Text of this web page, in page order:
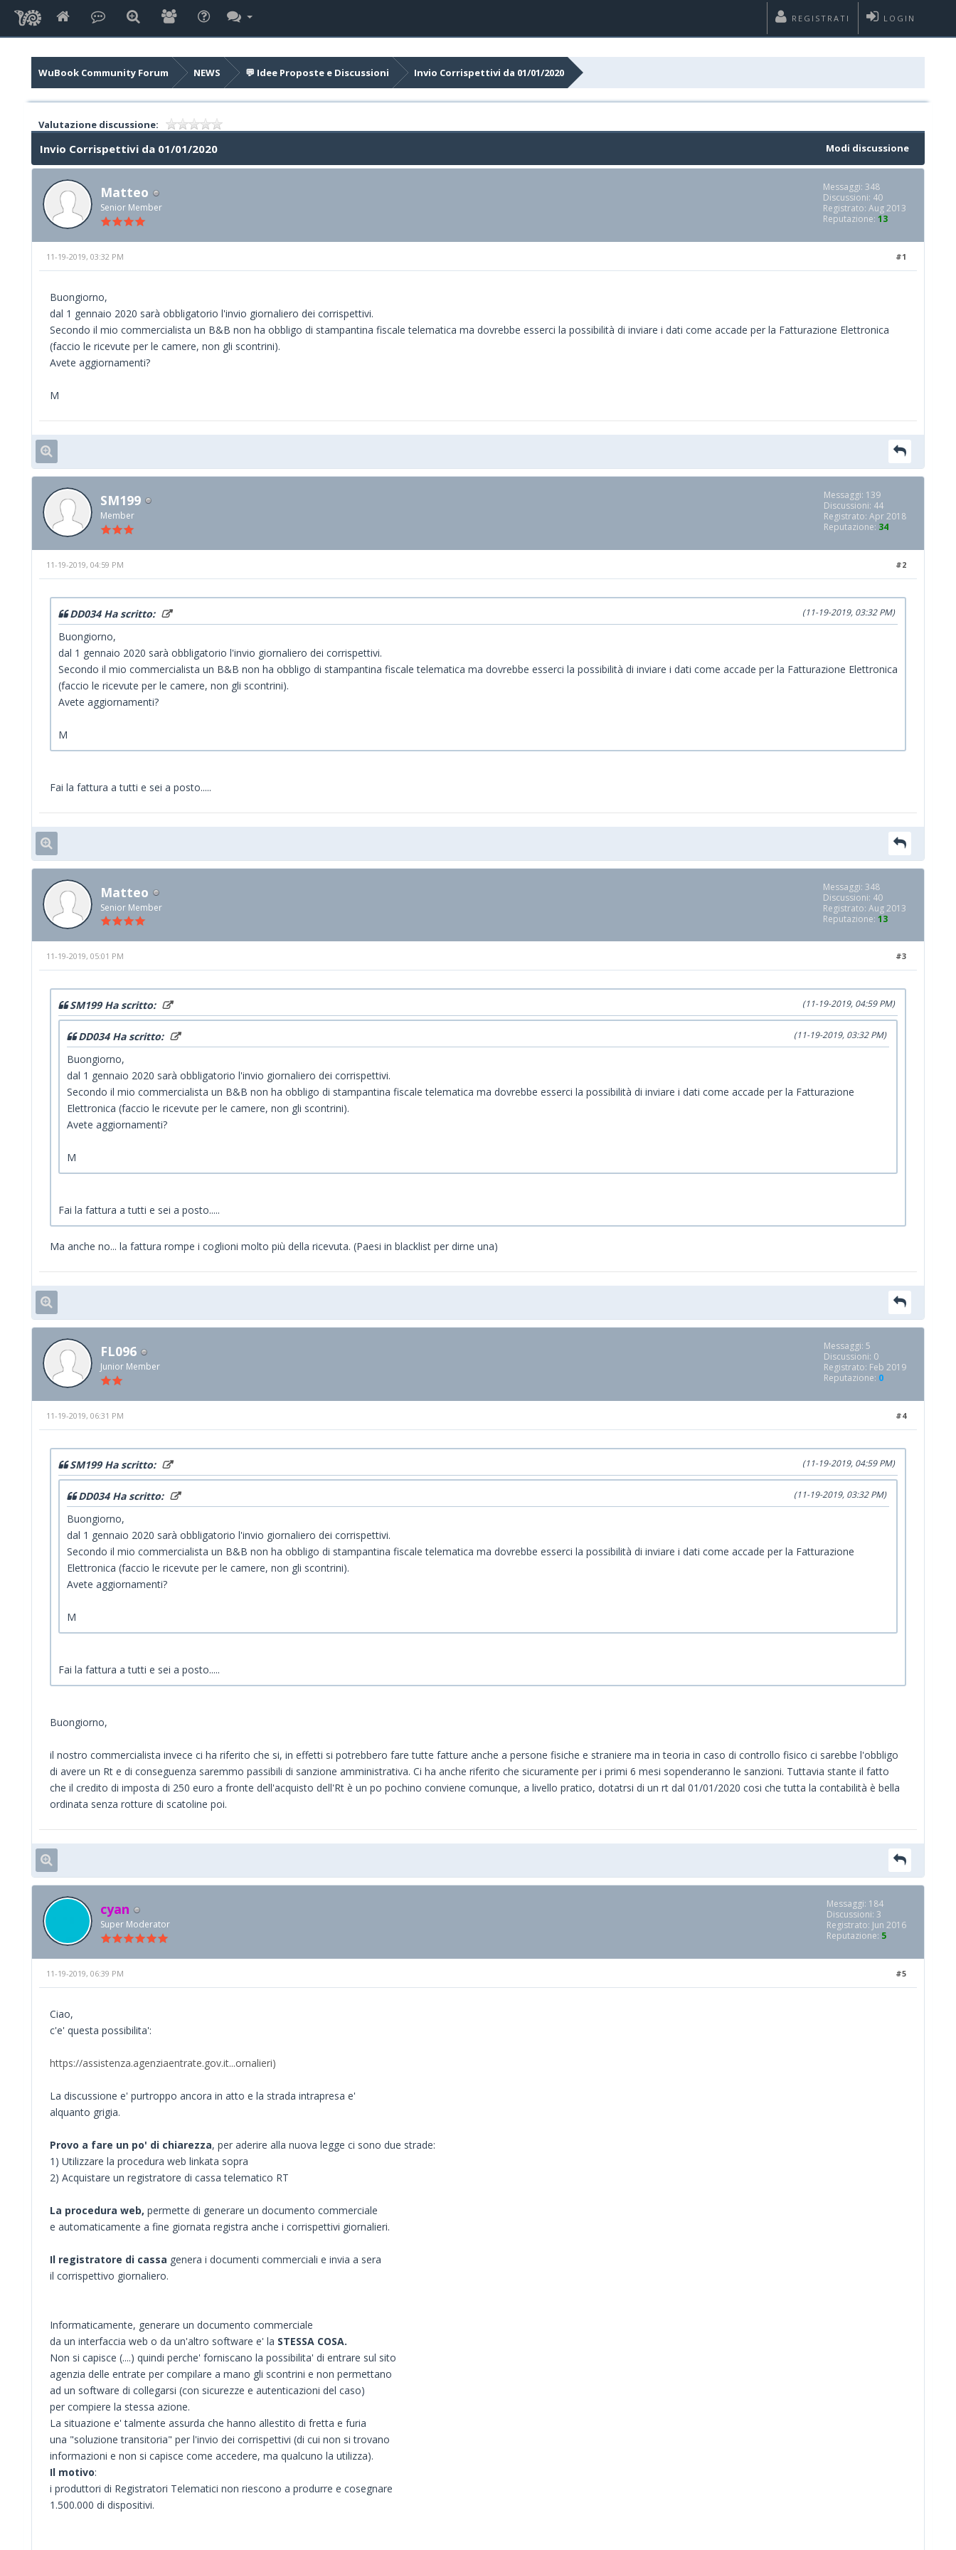
LOGIN
REGISTRATI
WuBook Community Forum NEWS 💬 Idee Proposte e Discussioni Invio Corrispettivi da 01/01/2020
Valutazione discussione:
Modi discussione
Invio Corrispettivi da 01/01/2020
Matteo
Senior Member
Messaggi: 348
Discussioni: 40
Registrato: Aug 2013
Reputazione: 13
#1
11-19-2019, 03:32 PM
Buongiorno,
dal 1 gennaio 2020 sarà obbligatorio l'invio giornaliero dei corrispettivi.
Secondo il mio commercialista un B&B non ha obbligo di stampantina fiscale telematica ma dovrebbe esserci la possibilità di inviare i dati come accade per la Fatturazione Elettronica
(faccio le ricevute per le camere, non gli scontrini).
Avete aggiornamenti?
M
SM199
Member
Messaggi: 139
Discussioni: 44
Registrato: Apr 2018
Reputazione: 34
#2
11-19-2019, 04:59 PM
(11-19-2019, 03:32 PM)
DD034 Ha scritto:
Buongiorno,
dal 1 gennaio 2020 sarà obbligatorio l'invio giornaliero dei corrispettivi.
Secondo il mio commercialista un B&B non ha obbligo di stampantina fiscale telematica ma dovrebbe esserci la possibilità di inviare i dati come accade per la Fatturazione Elettronica
(faccio le ricevute per le camere, non gli scontrini).
Avete aggiornamenti?
M
Fai la fattura a tutti e sei a posto.....
Matteo
Senior Member
Messaggi: 348
Discussioni: 40
Registrato: Aug 2013
Reputazione: 13
#3
11-19-2019, 05:01 PM
(11-19-2019, 04:59 PM)
SM199 Ha scritto:
(11-19-2019, 03:32 PM)
DD034 Ha scritto:
Buongiorno,
dal 1 gennaio 2020 sarà obbligatorio l'invio giornaliero dei corrispettivi.
Secondo il mio commercialista un B&B non ha obbligo di stampantina fiscale telematica ma dovrebbe esserci la possibilità di inviare i dati come accade per la Fatturazione
Elettronica (faccio le ricevute per le camere, non gli scontrini).
Avete aggiornamenti?
M
Fai la fattura a tutti e sei a posto.....
Ma anche no... la fattura rompe i coglioni molto più della ricevuta. (Paesi in blacklist per dirne una)
FL096
Junior Member
Messaggi: 5
Discussioni: 0
Registrato: Feb 2019
Reputazione: 0
#4
11-19-2019, 06:31 PM
(11-19-2019, 04:59 PM)
SM199 Ha scritto:
(11-19-2019, 03:32 PM)
DD034 Ha scritto:
Buongiorno,
dal 1 gennaio 2020 sarà obbligatorio l'invio giornaliero dei corrispettivi.
Secondo il mio commercialista un B&B non ha obbligo di stampantina fiscale telematica ma dovrebbe esserci la possibilità di inviare i dati come accade per la Fatturazione
Elettronica (faccio le ricevute per le camere, non gli scontrini).
Avete aggiornamenti?
M
Fai la fattura a tutti e sei a posto.....
Buongiorno,
il nostro commercialista invece ci ha riferito che si, in effetti si potrebbero fare tutte fatture anche a persone fisiche e straniere ma in teoria in caso di controllo fisico ci sarebbe l'obbligo
di avere un Rt e di conseguenza saremmo passibili di sanzione amministrativa. Ci ha anche riferito che sicuramente per i primi 6 mesi sopenderanno le sanzioni. Tuttavia stante il fatto
che il credito di imposta di 250 euro a fronte dell'acquisto dell'Rt è un po pochino conviene comunque, a livello pratico, dotatrsi di un rt dal 01/01/2020 cosi che tutta la contabilità è bella
ordinata senza rotture di scatoline poi.
cyan
Super Moderator
Messaggi: 184
Discussioni: 3
Registrato: Jun 2016
Reputazione: 5
#5
11-19-2019, 06:39 PM
Ciao,
c'e' questa possibilita':
https://assistenza.agenziaentrate.gov.it...ornalieri)
La discussione e' purtroppo ancora in atto e la strada intrapresa e'
alquanto grigia.
Provo a fare un po' di chiarezza, per aderire alla nuova legge ci sono due strade:
1) Utilizzare la procedura web linkata sopra
2) Acquistare un registratore di cassa telematico RT
La procedura web, permette di generare un documento commerciale
e automaticamente a fine giornata registra anche i corrispettivi giornalieri.
Il registratore di cassa genera i documenti commerciali e invia a sera
il corrispettivo giornaliero.
Informaticamente, generare un documento commerciale
da un interfaccia web o da un'altro software e' la STESSA COSA.
Non si capisce (....) quindi perche' forniscano la possibilita' di entrare sul sito
agenzia delle entrate per compilare a mano gli scontrini e non permettano
ad un software di collegarsi (con sicurezze e autenticazioni del caso)
per compiere la stessa azione.
La situazione e' talmente assurda che hanno allestito di fretta e furia
una "soluzione transitoria" per l'invio dei corrispettivi (di cui non si trovano
informazioni e non si capisce come accedere, ma qualcuno la utilizza).
Il motivo:
i produttori di Registratori Telematici non riescono a produrre e cosegnare
1.500.000 di dispositivi.